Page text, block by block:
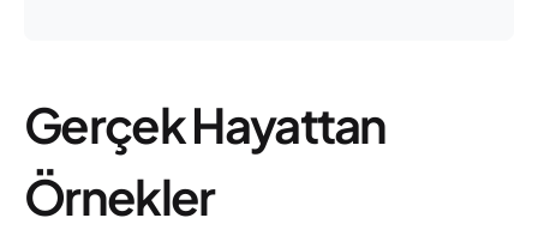
Gerçek Hayattan
Örnekler